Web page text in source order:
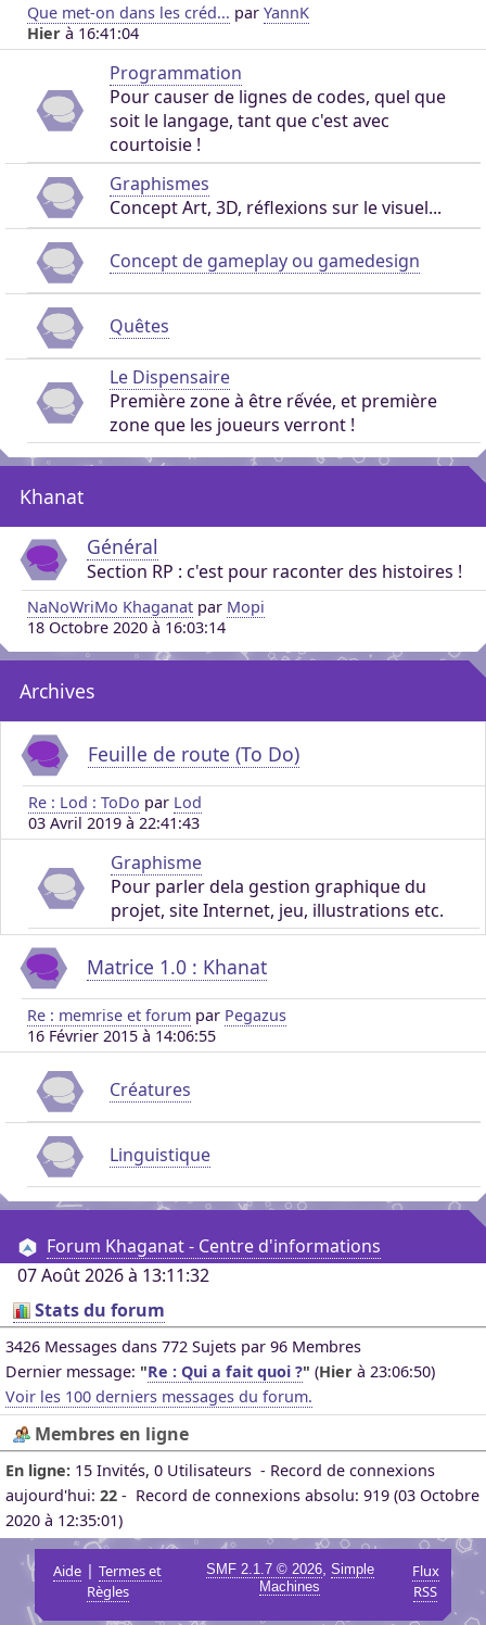
Que met-on dans les créd... par YannK
Hier à 16:41:04
Programmation
Pour causer de lignes de codes, quel que
soit le langage, tant que c'est avec
courtoisie !
Graphismes
Concept Art, 3D, réflexions sur le visuel...
Concept de gameplay ou gamedesign
Quêtes
Le Dispensaire
Première zone à être rếvée, et première
zone que les joueurs verront !
Khanat
Général
Section RP : c'est pour raconter des histoires !
NaNoWriMo Khaganat par Mopi
18 Octobre 2020 à 16:03:14
Archives
Feuille de route (To Do)
Re : Lod : ToDo par Lod
03 Avril 2019 à 22:41:43
Graphisme
Pour parler dela gestion graphique du
projet, site Internet, jeu, illustrations etc.
Matrice 1.0 : Khanat
Re : memrise et forum par Pegazus
16 Février 2015 à 14:06:55
Créatures
Linguistique
Forum Khaganat - Centre d'informations
07 Août 2026 à 13:11:32
Stats du forum
3426 Messages dans 772 Sujets par 96 Membres
Dernier message: "Re : Qui a fait quoi ?" (Hier à 23:06:50)
Voir les 100 derniers messages du forum.
Membres en ligne
En ligne: 15 Invités, 0 Utilisateurs - Record de connexions
aujourd'hui: 22 - Record de connexions absolu: 919 (03 Octobre
2020 à 12:35:01)
Aide |Termes et
Règles
SMF 2.1.7 © 2026, Simple
Machines
Flux
RSS